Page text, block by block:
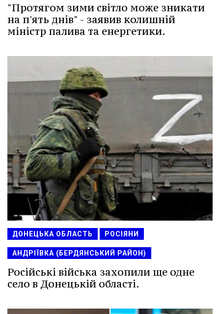
"Протягом зими світло може зникати
на п'ять днів" - заявив колишній
міністр палива та енергетики.
ДОНЕЦЬКА ОБЛАСТЬ РОСІЯНИ
АНДРІЇВКА (БЕРДЯНСЬКИЙ РАЙОН)
Російські війська захопили ще одне
село в Донецькій області.